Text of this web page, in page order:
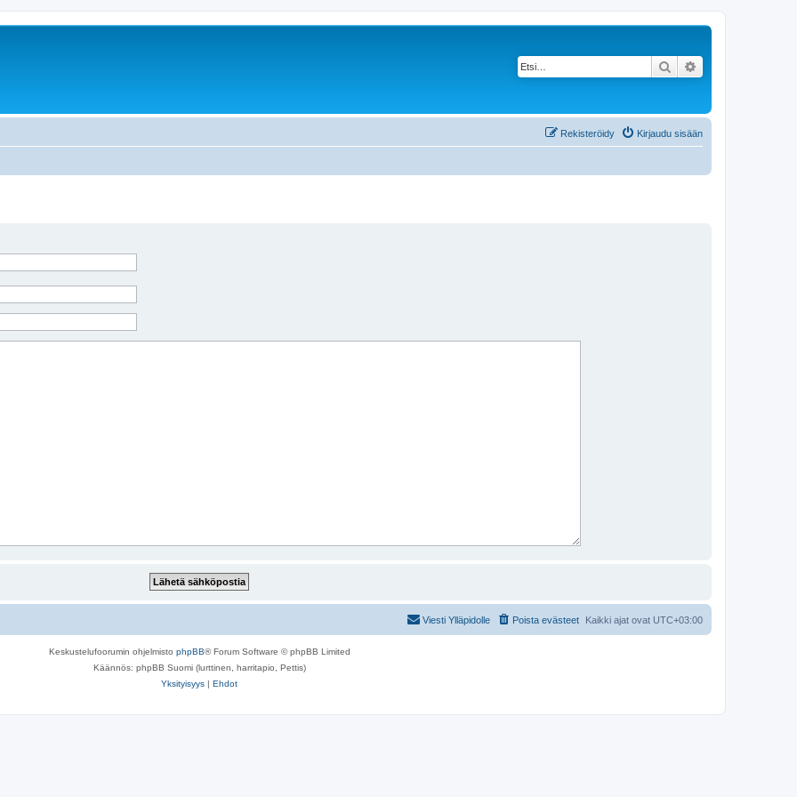
Etsi
Kirjaudu sisään
Rekisteröidy
Kaikki ajat ovat UTC+03:00
Poista evästeet
Viesti Ylläpidolle
Keskustelufoorumin ohjelmisto phpBB® Forum Software © phpBB Limited
Käännös: phpBB Suomi (lurttinen, harritapio, Pettis)
Yksityisyys | Ehdot